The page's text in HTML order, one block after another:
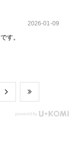
2026-01-09
す。